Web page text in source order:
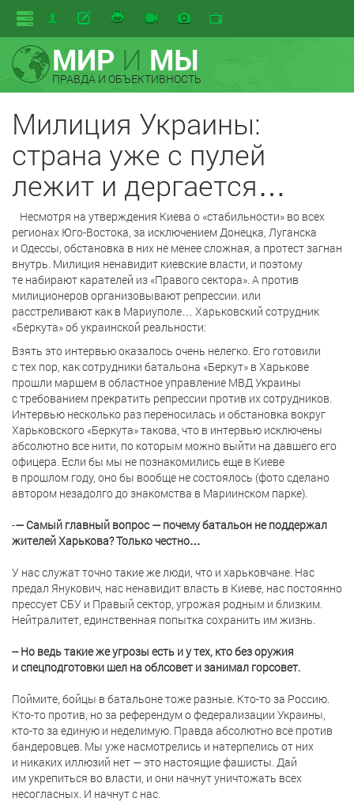
МИРИ МЫ
ПРАВДА И ОБЪЕКТИВНОСТЬ
Милиция Украины:
страна уже с пулей
лежит и дергается…
Несмотря на утверждения Киева о «стабильности» во всех
регионах Юго-Востока, за исключением Донецка, Луганска
и Одессы, обстановка в них не менее сложная, а протест загнан
внутрь. Милиция ненавидит киевские власти, и поэтому
те набирают карателей из «Правого сектора». А против
милиционеров организовывают репрессии. или
расстреливают как в Мариуполе… Харьковский сотрудник
«Беркута» об украинской реальности:
Взять это интервью оказалось очень нелегко. Его готовили
с тех пор, как сотрудники батальона «Беркут» в Харькове
прошли маршем в областное управление МВД Украины
с требованием прекратить репрессии против их сотрудников.
Интервью несколько раз переносилась и обстановка вокруг
Харьковского «Беркута» такова, что в интервью исключены
абсолютно все нити, по которым можно выйти на давшего его
офицера. Если бы мы не познакомились еще в Киеве
в прошлом году, оно бы вообще не состоялось (фото сделано
автором незадолго до знакомства в Мариинском парке).
-— Самый главный вопрос — почему батальон не поддержал
жителей Харькова? Только честно…
У нас служат точно такие же люди, что и харьковчане. Нас
предал Янукович, нас ненавидит власть в Киеве, нас постоянно
прессует СБУ и Правый сектор, угрожая родным и близким.
Нейтралитет, единственная попытка сохранить им жизнь.
-- Но ведь такие же угрозы есть и у тех, кто без оружия
и спецподготовки шел на облсовет и занимал горсовет.
Поймите, бойцы в батальоне тоже разные. Кто-то за Россию.
Кто-то против, но за референдум о федерализации Украины,
кто-то за единую и неделимую. Правда абсолютно все против
бандеровцев. Мы уже насмотрелись и натерпелись от них
и никаких иллюзий нет — это настоящие фашисты. Дай
им укрепиться во власти, и они начнут уничтожать всех
несогласных. И начнут с нас.